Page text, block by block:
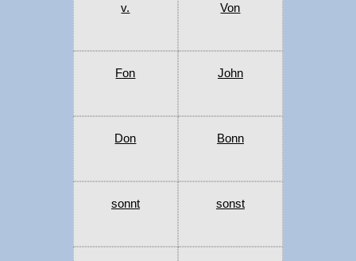
v. Von
Fon John
Don Bonn
sonnt sonst